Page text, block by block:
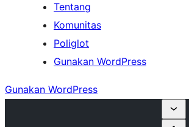
Tentang
Komunitas
Poliglot
Gunakan WordPress
Gunakan WordPress